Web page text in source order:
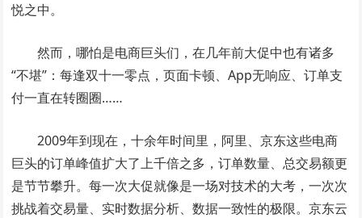
悦之中。
然而，哪怕是电商巨头们，在几年前大促中也有诸多
“不堪”：每逢双十一零点，页面卡顿、App无响应、订单支
付一直在转圈圈……
2009年到现在，十余年时间里，阿里、京东这些电商
巨头的订单峰值扩大了上千倍之多，订单数量、总交易额更
是节节攀升。每一次大促就像是一场对技术的大考，一次次
挑战着交易量、实时数据分析、数据一致性的极限。京东云